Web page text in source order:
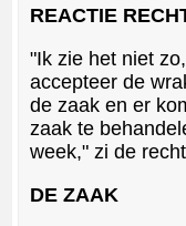
REACTIE
"Ik zie het niet
accepteer de
de zaak en er
zaak te
week," zi de
DE ZAAK